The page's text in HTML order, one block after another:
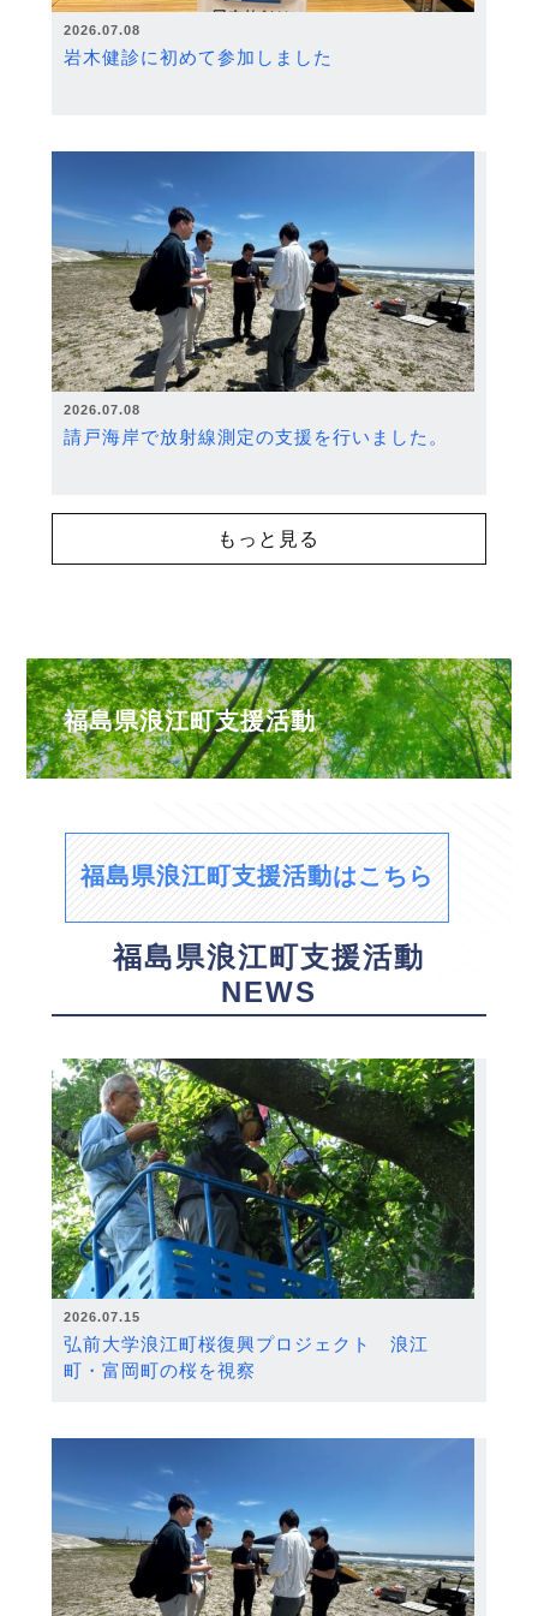
2026.07.08
岩木健診に初めて参加しました
2026.07.08
請戸海岸で放射線測定の支援を行いました。
もっと見る
福島県浪江町支援活動
福島県浪江町支援活動はこちら
福島県浪江町支援活動
NEWS
2026.07.15
弘前大学浪江町桜復興プロジェクト 浪江
町・富岡町の桜を視察